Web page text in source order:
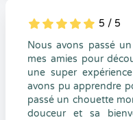
5
1
5
0 5 / 5
Nous avons passé
mes amies pour
une super
avons pu apprendre
passé un chouette
douceur et sa